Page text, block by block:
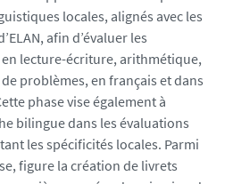
locales, alignés avec les
afin d’évaluer les
en lecture-écriture, arithmétique,
problèmes, en français et dans
phase vise également à
bilingue dans les évaluations
les spécificités locales. Parmi
figure la création de livrets